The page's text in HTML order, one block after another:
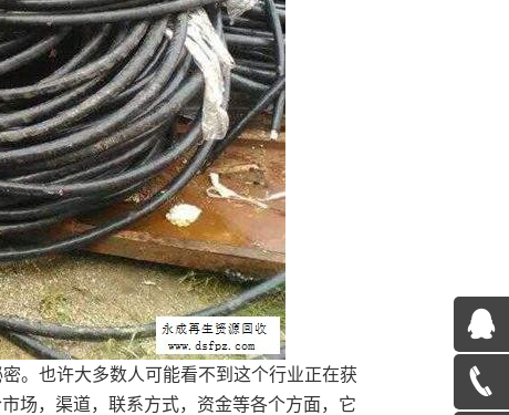
。也许大多数人可能看不到这个行业正在获
场，渠道，联系方式，资金等各个方面，它
13585078600